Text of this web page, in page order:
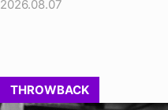
2026.08.07
THROWBACK